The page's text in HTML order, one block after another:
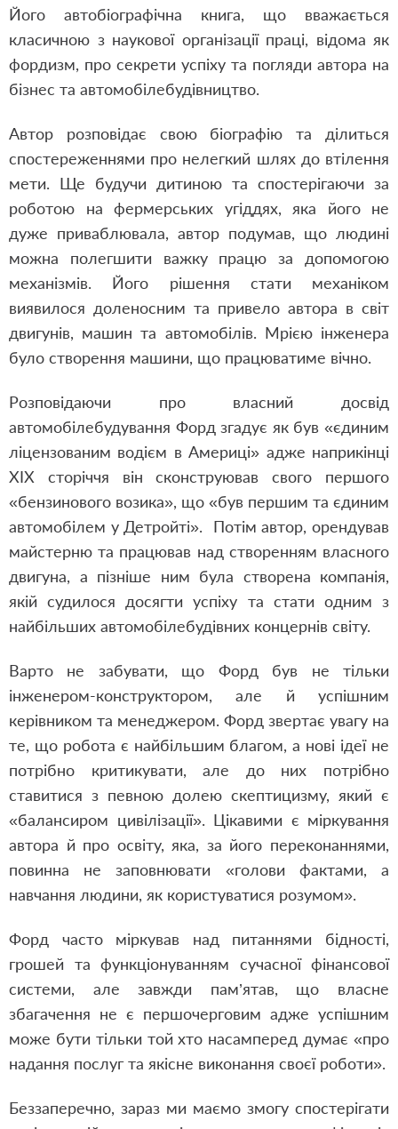
Його автобіографічна книга, що вважається
класичною з наукової організації праці, відома як
фордизм, про секрети успіху та погляди автора на
бізнес та автомобілебудівництво.
Автор розповідає свою біографію та ділиться
спостереженнями про нелегкий шлях до втілення
мети. Ще будучи дитиною та спостерігаючи за
роботою на фермерських угіддях, яка його не
дуже приваблювала, автор подумав, що людині
можна полегшити важку працю за допомогою
механізмів. Його рішення стати механіком
виявилося доленосним та привело автора в світ
двигунів, машин та автомобілів. Мрією інженера
було створення машини, що працюватиме вічно.
Розповідаючи про власний досвід
автомобілебудування Форд згадує як був «єдиним
ліцензованим водієм в Америці» адже наприкінці
ХІХ сторіччя він сконструював свого першого
«бензинового возика», що «був першим та єдиним
автомобілем у Детройті». Потім автор, орендував
майстерню та працював над створенням власного
двигуна, а пізніше ним була створена компанія,
якій судилося досягти успіху та стати одним з
найбільших автомобілебудівних концернів світу.
Варто не забувати, що Форд був не тільки
інженером-конструктором, але й успішним
керівником та менеджером. Форд звертає увагу на
те, що робота є найбільшим благом, а нові ідеї не
потрібно критикувати, але до них потрібно
ставитися з певною долею скептицизму, який є
«балансиром цивілізації». Цікавими є міркування
автора й про освіту, яка, за його переконаннями,
повинна не заповнювати «голови фактами, а
навчання людини, як користуватися розумом».
Форд часто міркував над питаннями бідності,
грошей та функціонуванням сучасної фінансової
системи, але завжди пам’ятав, що власне
збагачення не є першочерговим адже успішним
може бути тільки той хто насамперед думає «про
надання послуг та якісне виконання своєї роботи».
Беззаперечно, зараз ми маємо змогу спостерігати